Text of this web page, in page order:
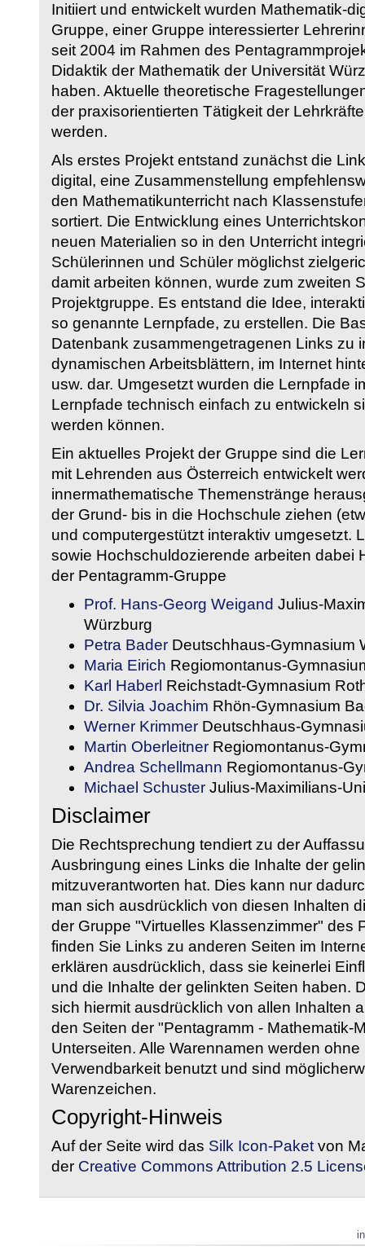
Initiiert und entwickelt wurden Mathematik-
Gruppe, einer Gruppe interessierter
seit 2004 im Rahmen des
Didaktik der Mathematik der Universität
haben. Aktuelle theoretische
der praxisorientierten Tätigkeit der
werden.
Als erstes Projekt entstand zunächst die
digital, eine Zusammenstellung
den Mathematikunterricht nach
sortiert. Die Entwicklung eines
neuen Materialien so in den Unterricht
Schülerinnen und Schüler möglichst
damit arbeiten können, wurde zum zweiten
Projektgruppe. Es entstand die Idee,
so genannte Lernpfade, zu erstellen. Die
Datenbank zusammengetragenen Links zu
dynamischen Arbeitsblättern, im Internet
usw. dar. Umgesetzt wurden die Lernpfade
Lernpfade technisch einfach zu entwickeln
werden können.
Ein aktuelles Projekt der Gruppe sind die
mit Lehrenden aus Österreich entwickelt
innermathematische Themenstränge
der Grund- bis in die Hochschule ziehen
und computergestützt interaktiv umgesetzt.
sowie Hochschuldozierende arbeiten dabei
der Pentagramm-Gruppe
Prof. Hans-Georg Weigand Julius-
Würzburg
Petra Bader Deutschhaus-Gymnasium
Maria Eirich Regiomontanus-
Karl Haberl Reichstadt-Gymnasium
Dr. Silvia Joachim Rhön-Gymnasium
Werner Krimmer Deutschhaus-
Martin Oberleitner Regiomontanus-
Andrea Schellmann Regiomontanus-
Michael Schuster Julius-Maximilians-
Disclaimer
Die Rechtsprechung tendiert zu der
Ausbringung eines Links die Inhalte der
mitzuverantworten hat. Dies kann nur
man sich ausdrücklich von diesen Inhalten
der Gruppe "Virtuelles Klassenzimmer" des
finden Sie Links zu anderen Seiten im
erklären ausdrücklich, dass sie keinerlei
und die Inhalte der gelinkten Seiten haben.
sich hiermit ausdrücklich von allen Inhalten
den Seiten der "Pentagramm - Mathematik-
Unterseiten. Alle Warennamen werden
Verwendbarkeit benutzt und sind
Warenzeichen.
Copyright-Hinweis
Auf der Seite wird das Silk Icon-Paket von
der Creative Commons Attribution 2.5